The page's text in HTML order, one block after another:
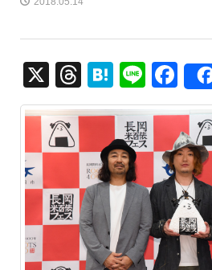
X
T
hr
e
a
d
s
H
at
e
n
a
Li
n
e
F
a
c
e
b
o
o
k